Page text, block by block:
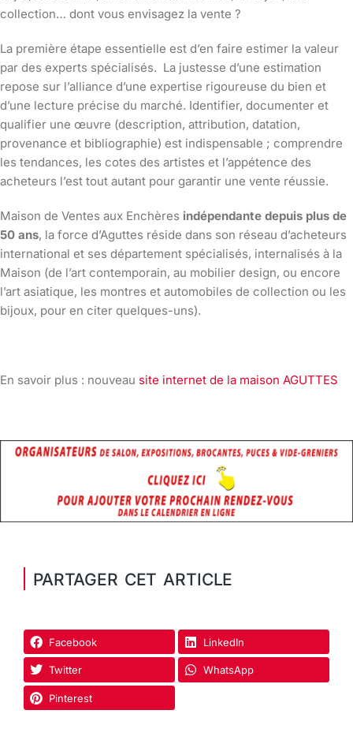
collection… dont vous envisagez la vente ?
La première étape essentielle est d’en faire estimer la valeur
par des experts spécialisés. La justesse d’une estimation
repose sur l’alliance d’une expertise rigoureuse du bien et
d’une lecture précise du marché. Identifier, documenter et
qualifier une œuvre (description, attribution, datation,
provenance et bibliographie) est indispensable ; comprendre
les tendances, les cotes des artistes et l’appétence des
acheteurs l’est tout autant pour garantir une vente réussie.
Maison de Ventes aux Enchères indépendante depuis plus de
50 ans, la force d’Aguttes réside dans son réseau d’acheteurs
international et ses département spécialisés, internalisés à la
Maison (de l’art contemporain, au mobilier design, ou encore
l’art asiatique, les montres et automobiles de collection ou les
bijoux, pour en citer quelques-uns).
En savoir plus : nouveau site internet de la maison AGUTTES
PARTAGER CET ARTICLE
Facebook LinkedIn
Twitter WhatsApp
Pinterest